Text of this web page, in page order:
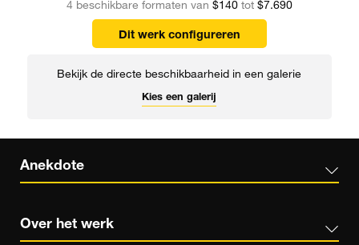
4 beschikbare formaten van $140 tot $7.690
Dit werk configureren
Bekijk de directe beschikbaarheid in een galerie
Kies een galerij
Anekdote
Over het werk